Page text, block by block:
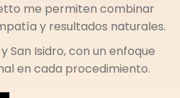
me permiten combinar
y resultados naturales.
ySan Isidro, con un enfoque
en cada procedimiento.